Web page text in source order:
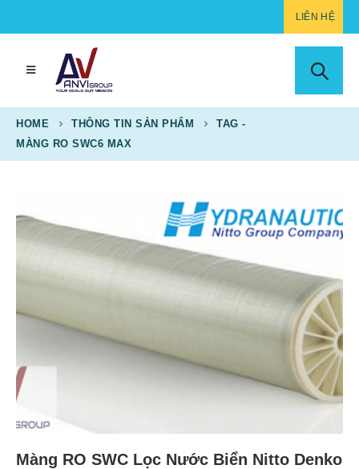
LIÊN HỆ
HOME THÔNG TIN SẢN PHẨM
TAG -
MÀNG RO SWC6 MAX
Màng RO SWC Lọc Nước Biển Nitto Denko